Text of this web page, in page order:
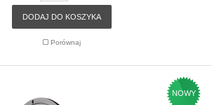
DODAJ DO KOSZYKA
Porównaj
NOWY